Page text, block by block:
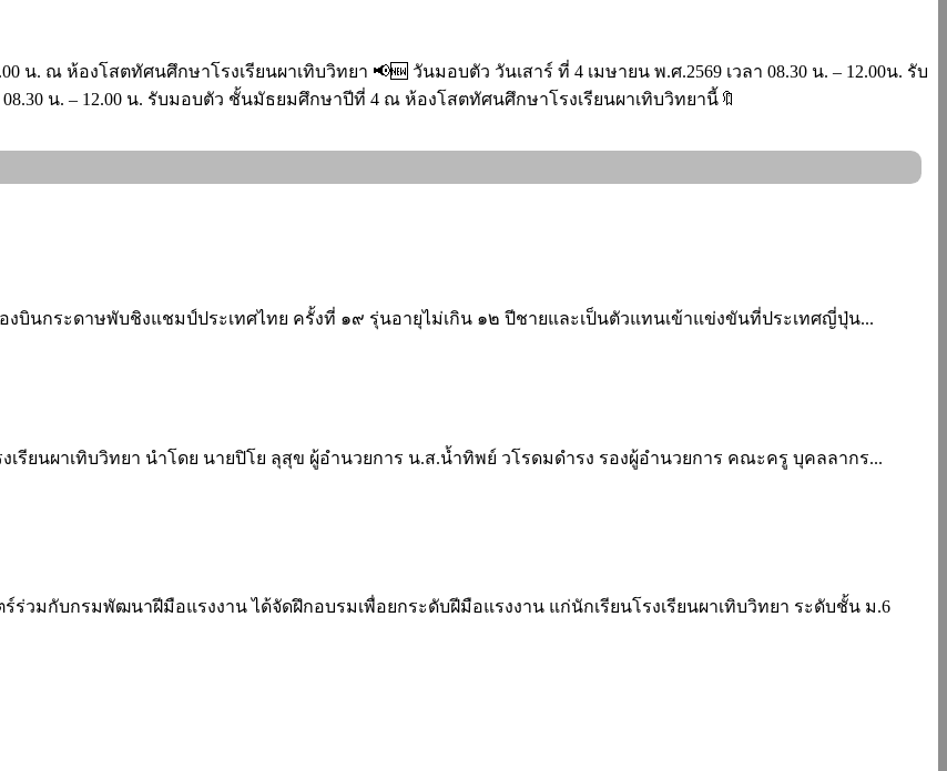
น. ณ ห้องโสตทัศนศึกษาโรงเรียนผาเทิบวิทยา 📢🆕 วันมอบตัว วันเสาร์ ที่ 4 เมษายน พ.ศ.2569 เวลา 08.30 น. – 12.00น. รับ
น. – 12.00 น. รับมอบตัว ชั้นมัธยมศึกษาปีที่ 4 ณ ห้องโสตทัศนศึกษาโรงเรียนผาเทิบวิทยานี้🔖
งบินกระดาษพับชิงแชมป์ประเทศไทย ครั้งที่ ๑๙ รุ่นอายุไม่เกิน ๑๒ ปีชายและเป็นตัวแทนเข้าแข่งขันที่ประเทศญี่ปุ่น...
งเรียนผาเทิบวิทยา นำโดย นายปิโย ลุสุข ผู้อำนวยการ น.ส.น้ำทิพย์ วโรดมดำรง รองผู้อำนวยการ คณะครู บุคลลากร...
ร่วมกับกรมพัฒนาฝีมือแรงงาน ได้จัดฝึกอบรมเพื่อยกระดับฝีมือแรงงาน แก่นักเรียนโรงเรียนผาเทิบวิทยา ระดับชั้น ม.6